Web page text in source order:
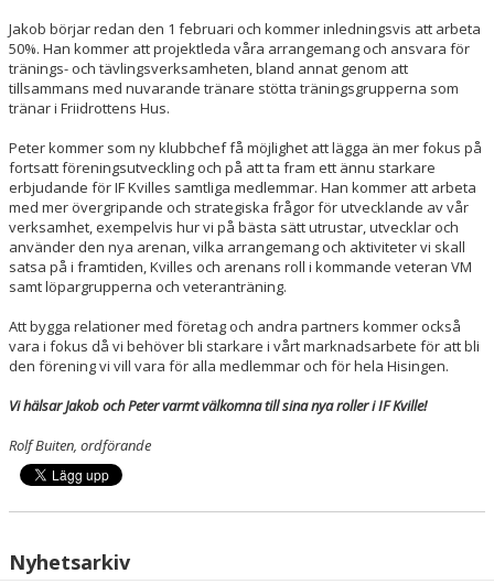
Jakob börjar redan den 1 februari och kommer inledningsvis att arbeta
50%. Han kommer att projektleda våra arrangemang och ansvara för
tränings- och tävlingsverksamheten, bland annat genom att
tillsammans med nuvarande tränare stötta träningsgrupperna som
tränar i Friidrottens Hus.
Peter kommer som ny klubbchef få möjlighet att lägga än mer fokus på
fortsatt föreningsutveckling och på att ta fram ett ännu starkare
erbjudande för IF Kvilles samtliga medlemmar. Han kommer att arbeta
med mer övergripande och strategiska frågor för utvecklande av vår
verksamhet, exempelvis hur vi på bästa sätt utrustar, utvecklar och
använder den nya arenan, vilka arrangemang och aktiviteter vi skall
satsa på i framtiden, Kvilles och arenans roll i kommande veteran VM
samt löpargrupperna och veteranträning.
Att bygga relationer med företag och andra partners kommer också
vara i fokus då vi behöver bli starkare i vårt marknadsarbete för att bli
den förening vi vill vara för alla medlemmar och för hela Hisingen.
Vi hälsar Jakob och Peter varmt välkomna till sina nya roller i IF Kville!
Rolf Buiten, ordförande
Nyhetsarkiv